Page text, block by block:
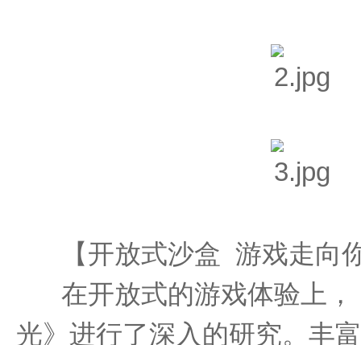
【开放式沙盒 游戏走向
在开放式的游戏体验上
光》进行了深入的研究。丰